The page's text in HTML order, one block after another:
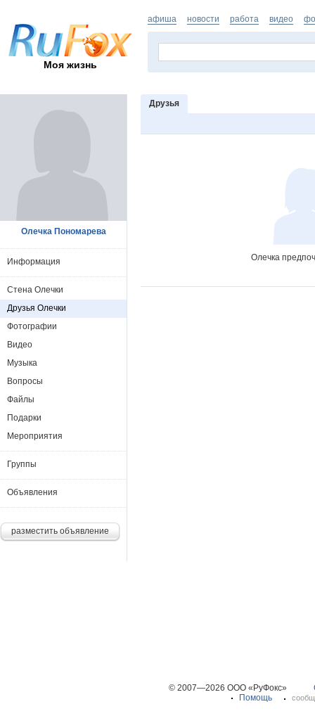
Моя жизнь
афиша новости работа видео
Друзья
Олечка
Олечка Пономарева
Информация
Стена Олечки
Друзья Олечки
Фотографии
Видео
Музыка
Вопросы
Файлы
Подарки
Мероприятия
Группы
Объявления
разместить объявление
© 2007—2026 ООО «РуФокс»
Помощь